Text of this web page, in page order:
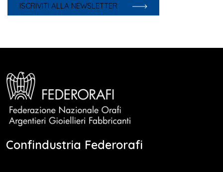
ISCRIVITI ALLA NEWSLETTER
Confindustria Federorafi